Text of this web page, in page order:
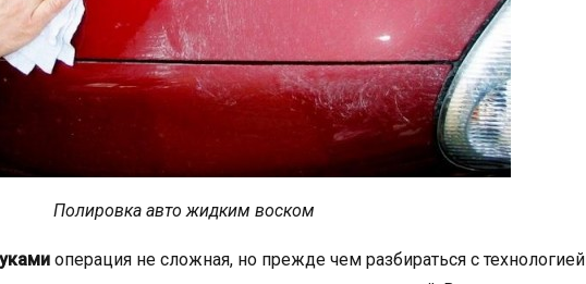
Полировка авто жидким воском
операция не сложная, но прежде чем разбираться с технологией